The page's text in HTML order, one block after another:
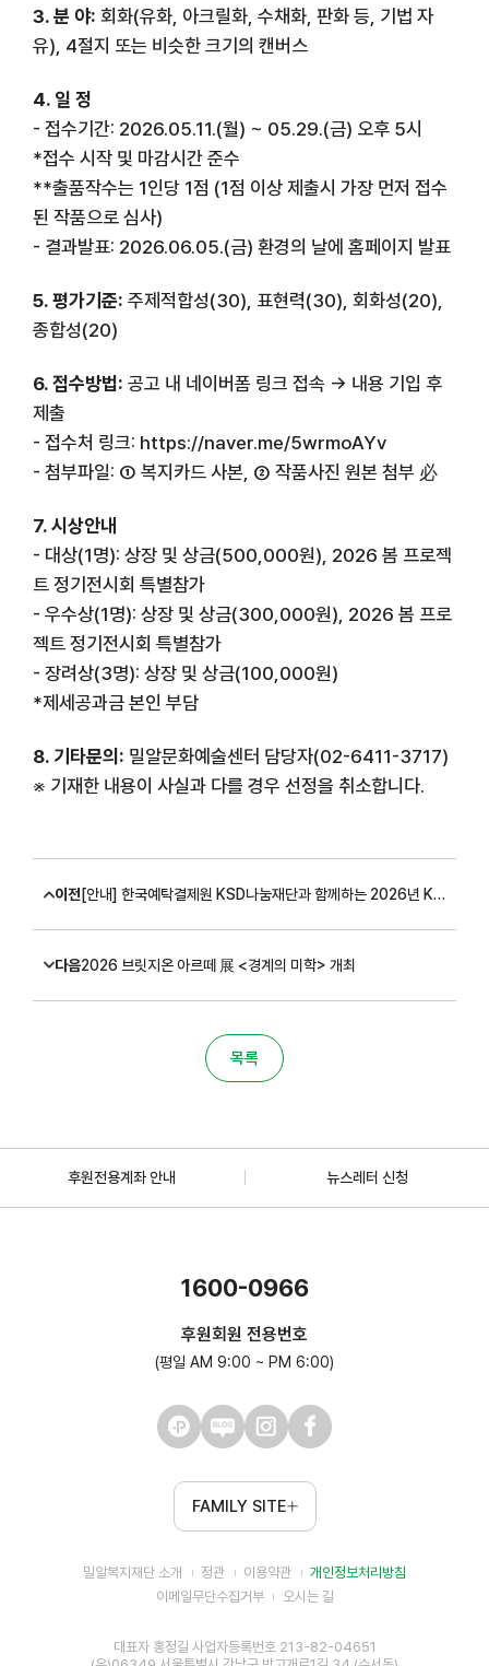
3. 분 야: 회화(유화, 아크릴화, 수채화, 판화 등, 기법 자
유), 4절지 또는 비슷한 크기의 캔버스
4. 일 정
- 접수기간: 2026.05.11.(월) ~ 05.29.(금) 오후 5시
*접수 시작 및 마감시간 준수
**출품작수는 1인당 1점 (1점 이상 제출시 가장 먼저 접수
된 작품으로 심사)
- 결과발표: 2026.06.05.(금) 환경의 날에 홈페이지 발표
5. 평가기준: 주제적합성(30), 표현력(30), 회화성(20),
종합성(20)
6. 접수방법: 공고 내 네이버폼 링크 접속 → 내용 기입 후
제출
- 접수처 링크: https://naver.me/5wrmoAYv
- 첨부파일: ① 복지카드 사본, ② 작품사진 원본 첨부 必
7. 시상안내
- 대상(1명): 상장 및 상금(500,000원), 2026 봄 프로젝
트 정기전시회 특별참가
- 우수상(1명): 상장 및 상금(300,000원), 2026 봄 프로
젝트 정기전시회 특별참가
- 장려상(3명): 상장 및 상금(100,000원)
*제세공과금 본인 부담
8. 기타문의: 밀알문화예술센터 담당자(02-6411-3717)
※ 기재한 내용이 사실과 다를 경우 선정을 취소합니다.
이전 [안내] 한국예탁결제원 KSD나눔재단과 함께하는 2026년 KSD꿈이룸장학사업 신규장학생 모집 결과
다음2026 브릿지온 아르떼 展 <경계의 미학> 개최
목록
후원전용계좌 안내 뉴스레터 신청
1600-0966
후원회원 전용번호
(평일 AM 9:00 ~ PM 6:00)
FAMILY SITE
밀알복지재단 소개 정관 이용약관
개인정보처리방침
이메일무단수집거부
오시는 길
대표자 홍정길 사업자등록번호 213-82-04651